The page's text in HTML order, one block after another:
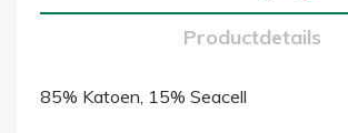
Productdetails
85% Katoen, 15% Seacell